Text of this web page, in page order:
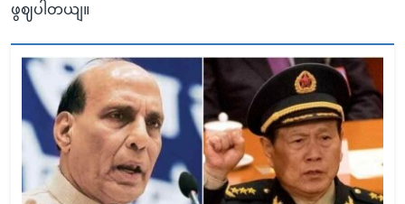
ဖွဈပါတယျ။